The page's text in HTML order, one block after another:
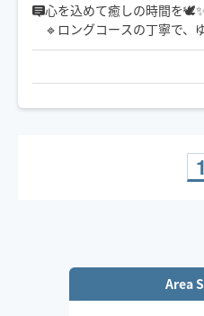
心を込めて癒しの時間を
🔹ロングコースの丁寧で、
感、隅々迄行き届いた施術
1
Area